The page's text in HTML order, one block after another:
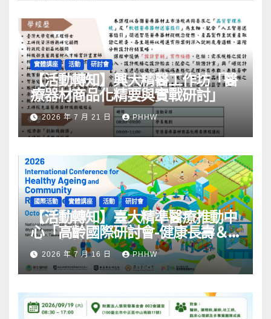
實體講座 活動 研討會
【活動轉知】興大精醫工作坊「醫
療器材商品化精要與實戰研討」
2026 年 7 月 21 日 PHHW
國際活動 實體講座 活動 研討會
【活動轉知】臺大精準醫療推動中
心「高齡國際研討會-健康長壽＆
社區韌性」
2026 年 7 月 16 日 PHHW